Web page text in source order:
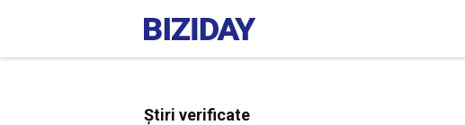
Știri verificate